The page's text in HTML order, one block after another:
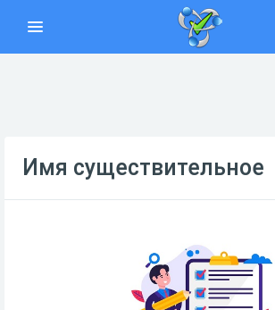
Имя существительное